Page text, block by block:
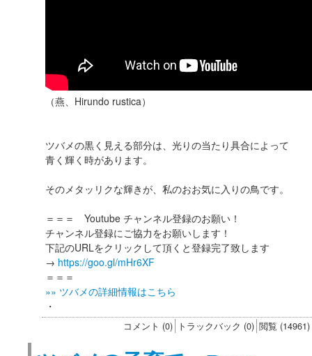
（燕、Hirundo rustica）
ツバメの黒く見える部分は、光りの当たり具合によって
青く輝く時があります。
そのメタッリクな輝きが、私のおお気に入りの鳥です。
＝＝＝ Youtube チャンネル登録のお願い！
チャンネル登録にご協力をお願いします！
下記のURLをクリックして頂くと登録完了致します
→ https://goo.gl/mHr6XF
＝＝＝
»» ツバメの詳細情報はこちら
・
コメント (0) トラックバック (0) 閲覧 (14961)